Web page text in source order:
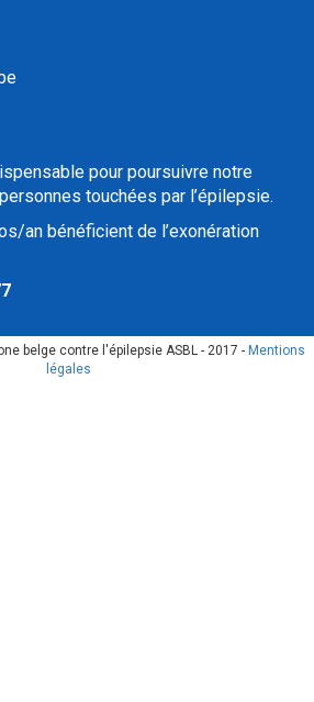
pour poursuivre notre
touchées par l’épilepsie.
an bénéficient de l’exonération
belge contre l'épilepsie ASBL - 2017 - Mentions
légales